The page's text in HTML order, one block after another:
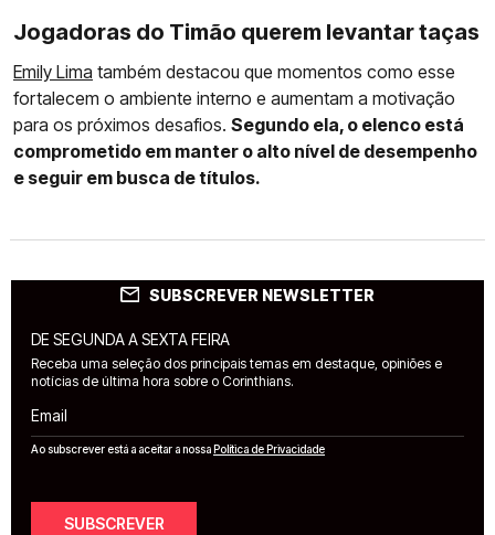
Jogadoras do Timão querem levantar taças
Emily Lima também destacou que momentos como esse
fortalecem o ambiente interno e aumentam a motivação
para os próximos desafios. Segundo ela, o elenco está
comprometido em manter o alto nível de desempenho
e seguir em busca de títulos.
SUBSCREVER NEWSLETTER
DE SEGUNDA A SEXTA FEIRA
Receba uma seleção dos principais temas em destaque, opiniões e
notícias de última hora sobre o Corinthians.
Email
Ao subscrever está a aceitar a nossaPolítica de Privacidade
SUBSCREVER